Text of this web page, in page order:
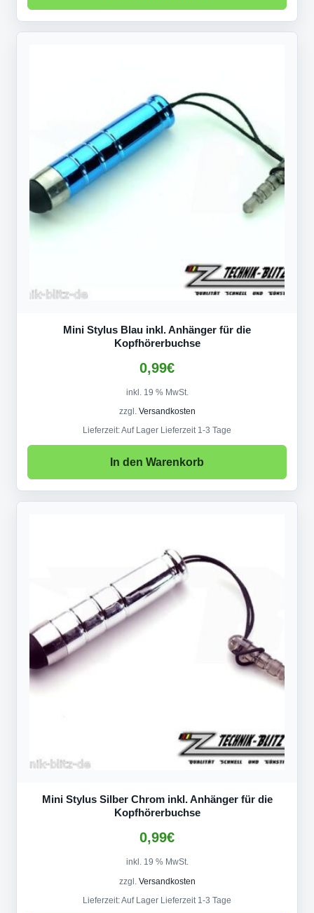
Mini Stylus Blau inkl. Anhänger für die
Kopfhörerbuchse
0,99€
inkl. 19 % MwSt.
zzgl. Versandkosten
Lieferzeit:Auf Lager Lieferzeit 1-3 Tage
In den Warenkorb
Mini Stylus Silber Chrom inkl. Anhänger für die
Kopfhörerbuchse
0,99€
inkl. 19 % MwSt.
zzgl. Versandkosten
Lieferzeit:Auf Lager Lieferzeit 1-3 Tage